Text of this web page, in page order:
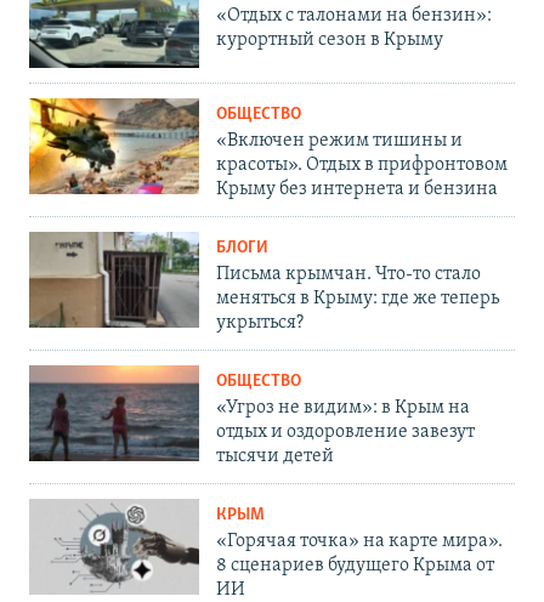
«Отдых с талонами на бензин»:
курортный сезон в Крыму
ОБЩЕСТВО
«Включен режим тишины и
красоты». Отдых в прифронтовом
Крыму без интернета и бензина
БЛОГИ
Письма крымчан. Что-то стало
меняться в Крыму: где же теперь
укрыться?
ОБЩЕСТВО
«Угроз не видим»: в Крым на
отдых и оздоровление завезут
тысячи детей
КРЫМ
«Горячая точка» на карте мира».
8 сценариев будущего Крыма от
ИИ